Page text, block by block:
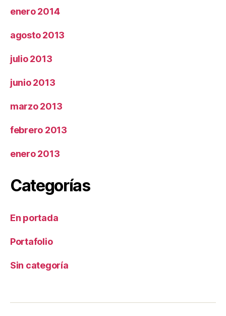
enero 2014
agosto 2013
julio 2013
junio 2013
marzo 2013
febrero 2013
enero 2013
Categorías
En portada
Portafolio
Sin categoría